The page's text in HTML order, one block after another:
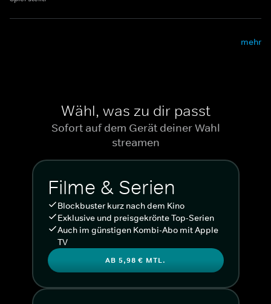
mehr
Wähl, was zu dir passt
Sofort auf dem Gerät deiner Wahl
streamen
Filme & Serien
Blockbuster kurz nach dem Kino
Exklusive und preisgekrönte Top-Serien
Auch im günstigen Kombi-Abo mit Apple
TV
AB 5,98 € MTL.